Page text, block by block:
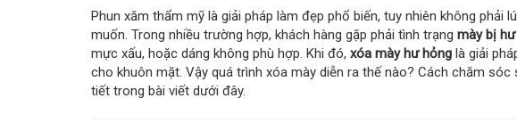
Phun xăm thẩm mỹ là giải pháp làm đẹp phổ biến, tuy nhiên không phải
muốn. Trong nhiều trường hợp, khách hàng gặp phải tình trạng mày bị
mực xấu, hoặc dáng không phù hợp. Khi đó, xóa mày hư hỏng là giải
cho khuôn mặt. Vậy quá trình xóa mày diễn ra thế nào? Cách chăm
tiết trong bài viết dưới đây.